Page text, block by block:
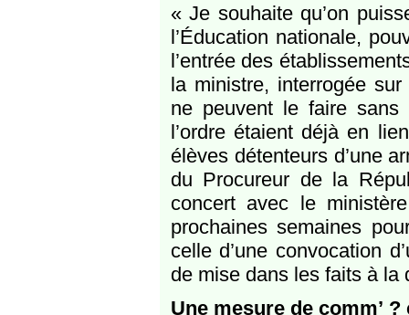
« Je souhaite qu’on
l’Éducation nationale,
l’entrée des
la ministre, interrogée
ne peuvent le faire sans
l’ordre étaient déjà en
élèves détenteurs d’une
du Procureur de la
concert avec le
prochaines semaines
celle d’une convocation
de mise dans les faits à la
Une mesure de comm’